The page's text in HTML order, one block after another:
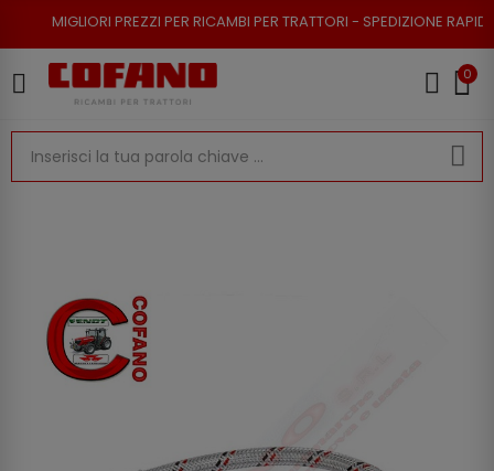
PREZZI PER RICAMBI PER TRATTORI - SPEDIZIONE RAPIDA - RESO
0